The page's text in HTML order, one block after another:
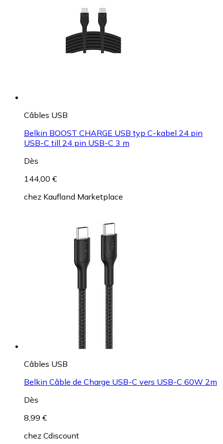
Câbles USB
Belkin BOOST CHARGE USB typ C-kabel 24 pin
USB-C till 24 pin USB-C 3 m
Dès
144,00 €
chez Kaufland Marketplace
Câbles USB
Belkin Câble de Charge USB-C vers USB-C 60W 2m
Dès
8,99 €
chez Cdiscount